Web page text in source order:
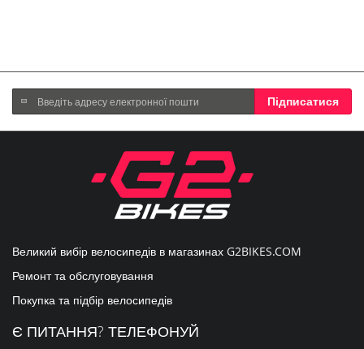
Підпишіться
на
нашу
Підписатися
Великий вибір велосипедів в магазинах G2BIKES.COM
Ремонт та обслуговування
Покупка та підбір велосипедів
Є ПИТАННЯ? ТЕЛЕФОНУЙ